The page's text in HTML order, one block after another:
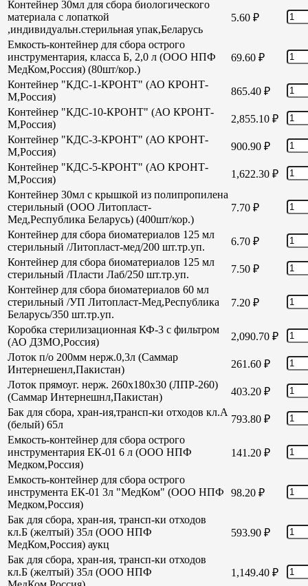
Контейнер 30мл для сбора биологического
материала с лопаткой
,индивидуальн.стерильная упак,Беларусь
5.60 ₽
Емкость-контейнер для сбора острого
инструментария, класса Б, 2,0 л (ООО НПФ
МедКом,Россия) (80шт/кор.)
69.60 ₽
Контейнер "КДС-1-КРОНТ" (АО КРОНТ-
М,Россия)
865.40 ₽
Контейнер "КДС-10-КРОНТ" (АО КРОНТ-
М,Россия)
2,855.10 ₽
Контейнер "КДС-3-КРОНТ" (АО КРОНТ-
М,Россия)
900.90 ₽
Контейнер "КДС-5-КРОНТ" (АО КРОНТ-
М,Россия)
1,622.30 ₽
Контейнер 30мл с крышкой из полипропилена
стерильный (ООО Литопласт-
Мед,Республика Беларусь) (400шт/кор.)
7.70 ₽
Контейнер для сбора биоматериалов 125 мл
стерильный /Литопласт-мед/200 шт.тр.уп.
6.70 ₽
Контейнер для сбора биоматериалов 125 мл
стерильный /Пласти Лаб/250 шт.тр.уп.
7.50 ₽
Контейнер для сбора биоматериалов 60 мл
стерильный /УП Литопласт-Мед,Республика
Беларусь/350 шт.тр.уп.
7.20 ₽
Коробка стерилизационная КФ-3 с фильтром
(АО ДЗМО,Россия)
2,090.70 ₽
Лоток п/о 200мм нерж.0,3л (Саммар
Интернешенл,Пакистан)
261.60 ₽
Лоток прямоуг. нерж. 260х180х30 (ЛПР-260)
(Саммар Интернешнл,Пакистан)
403.20 ₽
Бак для сбора, хран-ия,трансп-ки отходов кл.А
(белый) 65л
793.80 ₽
Емкость-контейнер для сбора острого
инструментария ЕК-01 6 л (ООО НПФ
Медком,Россия)
141.20 ₽
Емкость-контейнер для сбора острого
инструмента ЕК-01 3л "МедКом" (ООО НПФ
Медком,Россия)
98.20 ₽
Бак для сбора, хран-ия, трансп-ки отходов
кл.Б (желтый) 35л (ООО НПФ
МедКом,Россия) аукц
593.90 ₽
Бак для сбора, хран-ия, трансп-ки отходов
кл.Б (желтый) 35л (ООО НПФ
1,149.40 ₽